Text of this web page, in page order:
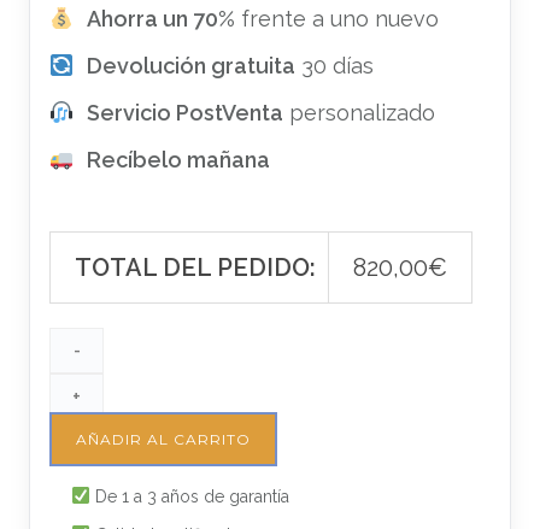
Ahorra un 70% frente a uno nuevo
Devolución gratuita 30 días
Servicio PostVenta personalizado
Recíbelo mañana
TOTAL DEL PEDIDO: 820,00€
-
+
AÑADIR AL CARRITO
De 1 a 3 años de garantía